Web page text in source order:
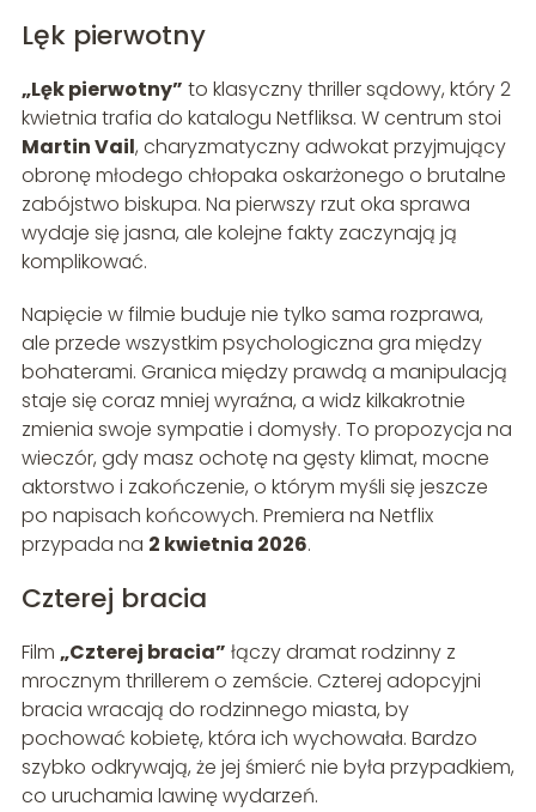
Lęk pierwotny
„Lęk pierwotny” to klasyczny thriller sądowy, który 2
kwietnia trafia do katalogu Netfliksa. W centrum stoi
Martin Vail, charyzmatyczny adwokat przyjmujący
obronę młodego chłopaka oskarżonego o brutalne
zabójstwo biskupa. Na pierwszy rzut oka sprawa
wydaje się jasna, ale kolejne fakty zaczynają ją
komplikować.
Napięcie w filmie buduje nie tylko sama rozprawa,
ale przede wszystkim psychologiczna gra między
bohaterami. Granica między prawdą a manipulacją
staje się coraz mniej wyraźna, a widz kilkakrotnie
zmienia swoje sympatie i domysły. To propozycja na
wieczór, gdy masz ochotę na gęsty klimat, mocne
aktorstwo i zakończenie, o którym myśli się jeszcze
po napisach końcowych. Premiera na Netflix
przypada na 2 kwietnia 2026.
Czterej bracia
Film „Czterej bracia” łączy dramat rodzinny z
mrocznym thrillerem o zemście. Czterej adopcyjni
bracia wracają do rodzinnego miasta, by
pochować kobietę, która ich wychowała. Bardzo
szybko odkrywają, że jej śmierć nie była przypadkiem,
co uruchamia lawinę wydarzeń.